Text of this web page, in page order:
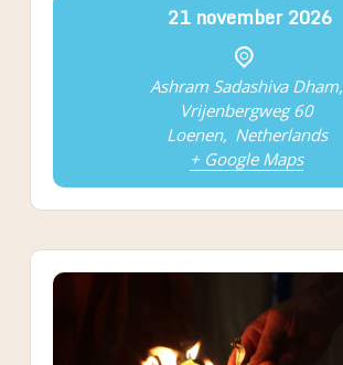
21 november 2026
Ashram Sadashiva Dham,
Vrijenbergweg 60
Loenen, Netherlands
+ Google Maps